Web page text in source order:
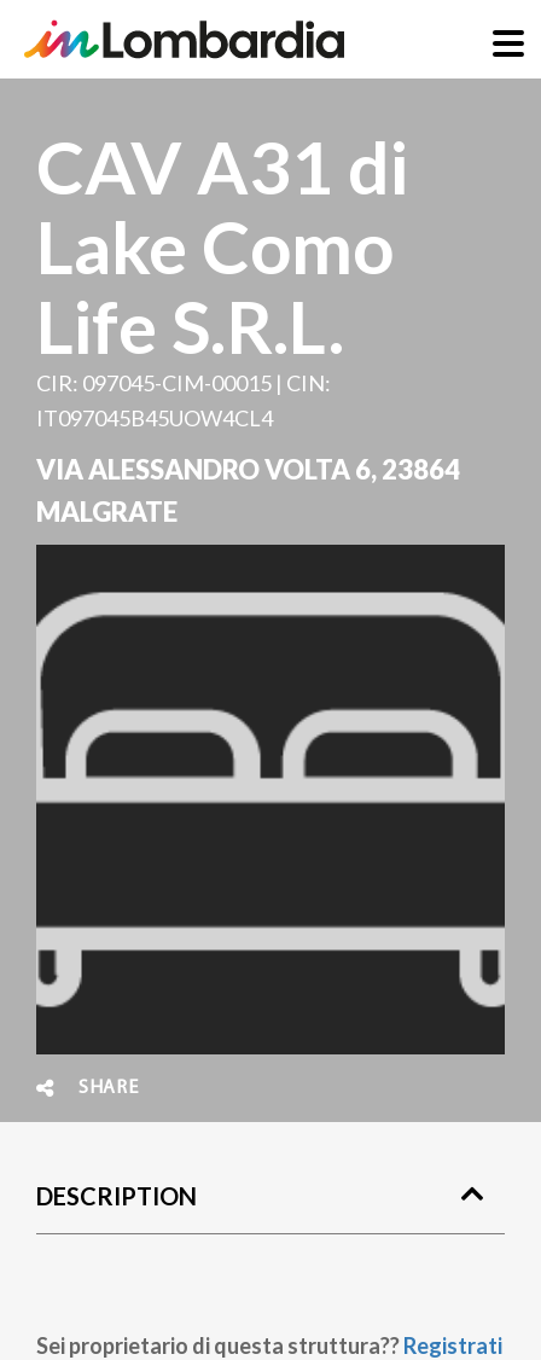
main
content
CAV A31 di
Lake Como
Life S.R.L.
CIR: 097045-CIM-00015 | CIN:
IT097045B45UOW4CL4
VIA ALESSANDRO VOLTA 6,23864
MALGRATE
SHARE
DESCRIPTION
Sei proprietario di questa struttura??Registrati